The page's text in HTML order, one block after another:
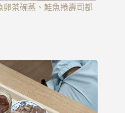
卵茶碗蒸、鮭魚捲壽司都